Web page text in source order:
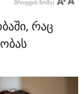
შრიფტის ზომა:
რაც